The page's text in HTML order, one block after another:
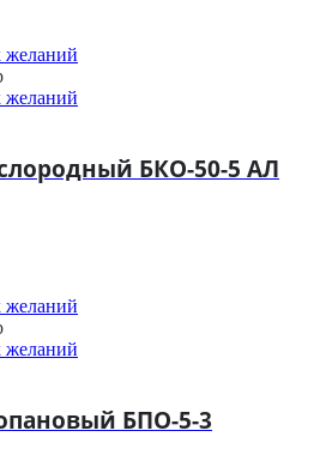
желаний
желаний
БКО-50-5 АЛ
желаний
желаний
БПО-5-3